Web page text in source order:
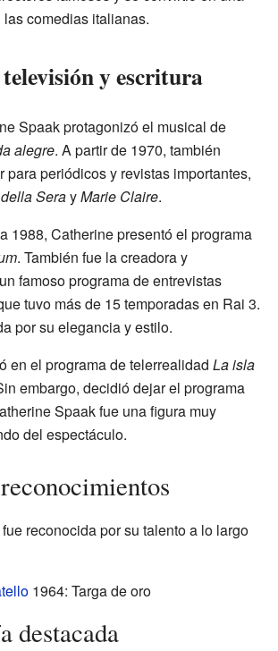
comedias italianas.
y escritura
Spaak protagonizó el musical de
alegre. A partir de 1970, también
para periódicos y revistas importantes,
SerayMarie Claire.
1988, Catherine presentó el programa
. También fue la creadora y
famoso programa de entrevistas
tuvo más de 15 temporadas en Rai 3.
por su elegancia y estilo.
en el programa de telerrealidad La isla
embargo, decidió dejar el programa
Spaak fue una figura muy
del espectáculo.
reconocida por su talento a lo largo
1964: Targa de oro
destacada